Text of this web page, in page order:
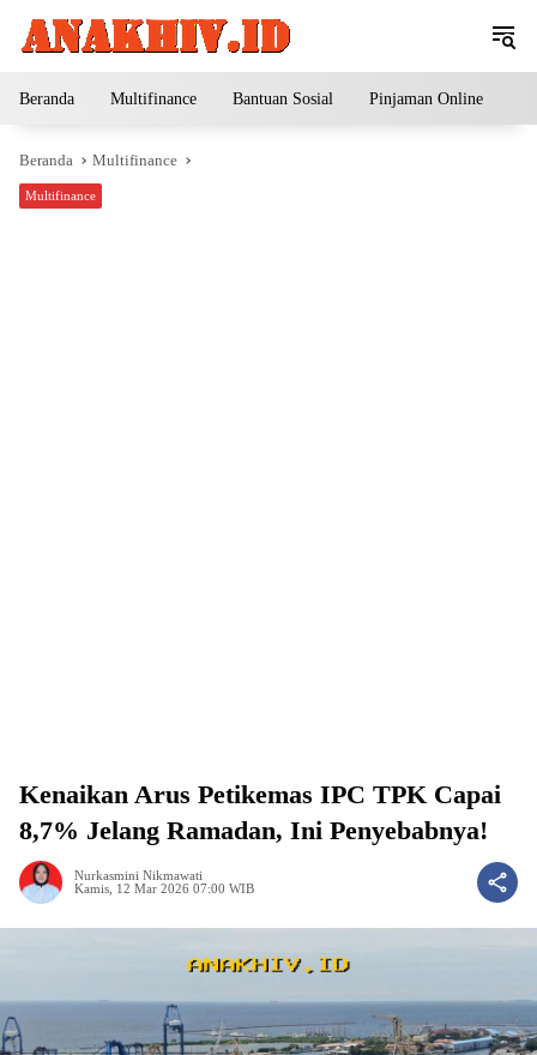
Beranda Multifinance Bantuan Sosial Pinjaman Online
Beranda Multifinance
Multifinance
Kenaikan Arus Petikemas IPC TPK Capai
8,7% Jelang Ramadan, Ini Penyebabnya!
Nurkasmini Nikmawati
Kamis, 12 Mar 2026 07:00 WIB